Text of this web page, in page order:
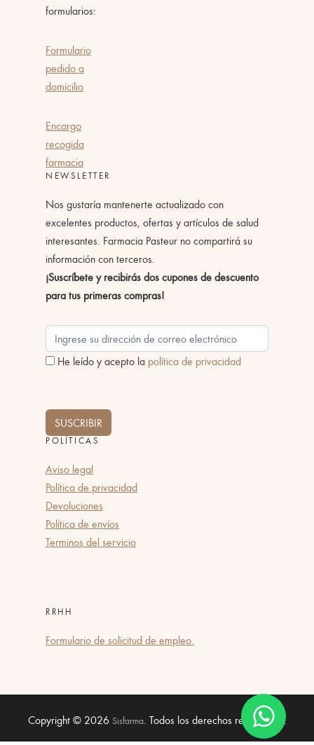
formularios:
Formulario
pedido a
domicilio
Encargo
recogida
farmacia
NEWSLETTER
Nos gustaría mantenerte actualizado con
excelentes productos, ofertas y artículos de salud
interesantes. Farmacia Pasteur no compartirá su
información con terceros.
¡Suscríbete y recibirás dos cupones de descuento
para tus primeras compras!
He leído y acepto la política de privacidad
SUSCRIBIR
POLÍTICAS
Aviso legal
Política de privacidad
Devoluciones
Política de envíos
Terminos del servicio
RRHH
Formulario de solicitud de empleo.
Copyright © 2026 Sisfarma. Todos los derechos reservados.